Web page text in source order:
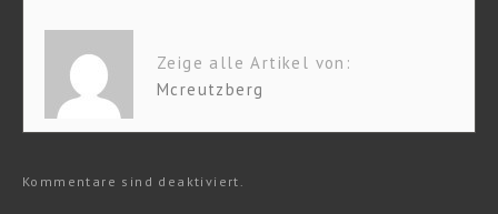
Zeige alle Artikel von:
Mcreutzberg
Kommentare sind deaktiviert.